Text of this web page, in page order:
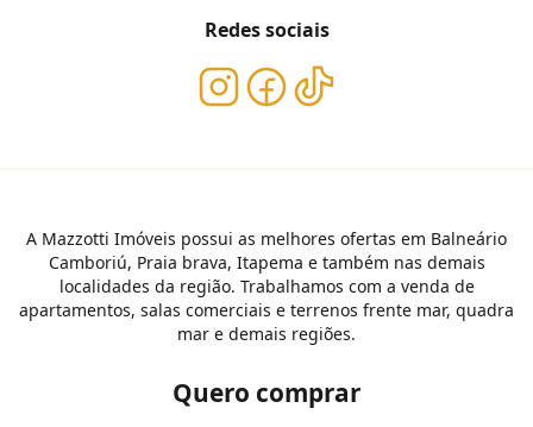
Redes sociais
A Mazzotti Imóveis possui as melhores ofertas em Balneário
Camboriú, Praia brava, Itapema e também nas demais
localidades da região. Trabalhamos com a venda de
apartamentos, salas comerciais e terrenos frente mar, quadra
mar e demais regiões.
Quero comprar